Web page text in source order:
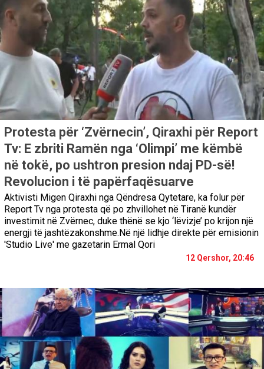
Protesta për ‘Zvërnecin’, Qiraxhi për Report
Tv: E zbriti Ramën nga ‘Olimpi’ me këmbë
në tokë, po ushtron presion ndaj PD-së!
Revolucion i të papërfaqësuarve
Aktivisti Migen Qiraxhi nga Qëndresa Qytetare, ka folur për
Report Tv nga protesta që po zhvillohet në Tiranë kundër
investimit në Zvërnec, duke thënë se kjo ‘lëvizje’ po krijon një
energji të jashtëzakonshme.Në një lidhje direkte për emisionin
'Studio Live' me gazetarin Ermal Qori
12 Qershor, 20:46